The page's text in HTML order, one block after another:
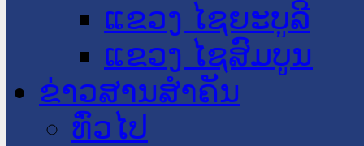
ແຂວງ ໄຊຍະບູລີ
ແຂວງ ໄຊສົມບູນ
ຂ່າວສານສໍາຄັນ
​ທົ່ວ​ໄປ